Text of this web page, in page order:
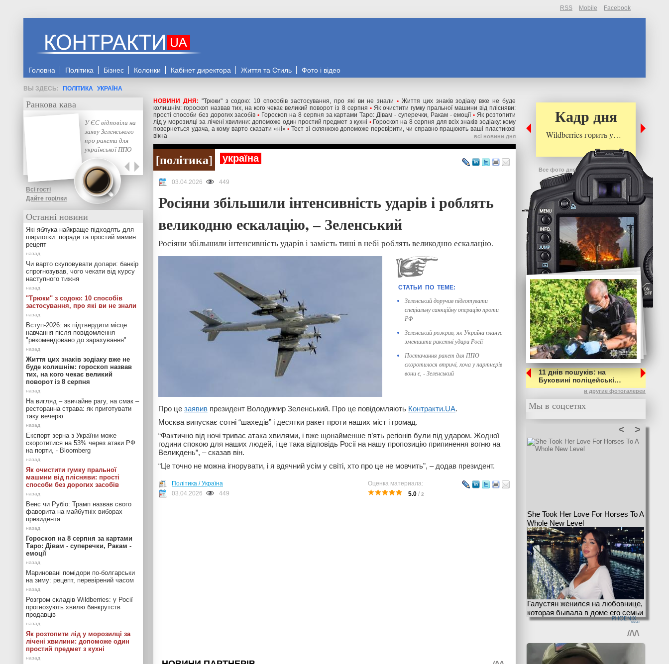
RSS Mobile Facebook
Головна Політика Бізнес Колонки Кабінет директора Життя та Стиль Фото і відео
ПОЛІТИКА УКРАЇНА
НОВИНИ ДНЯ: "Трюки" з содою: 10 способів застосування, про які ви не знали • Життя цих знаків зодіаку вже не буде
колишнім: гороскоп назвав тих, на кого чекає великий поворот із 8 серпня • Як очистити гумку пральної машини від плісняви:
прості способи без дорогих засобів • Гороскоп на 8 серпня за картами Таро: Дівам - суперечки, Ракам - емоції • Як розтопити
лід у морозилці за лічені хвилини: допоможе один простий предмет з кухні • Гороскоп на 8 серпня для всіх знаків зодіаку: кому
повернеться удача, а кому варто сказати «ні» • Тест зі склянкою допоможе перевірити, чи справно працюють ваші пластикові
вікна
всі новини дня
політика україна
03.04.2026 449
Росіяни збільшили інтенсивність ударів і роблять
великодню ескалацію, – Зеленський
Росіяни збільшили інтенсивність ударів і замість тиші в небі роблять великодню ескалацію.
Зеленський доручив підготувати
спеціальну санкційну операцію проти
РФ
Зеленський розкрив, як Україна планує
зменшити ракетні удари Росії
Постачання ракет для ППО
скоротилося втричі, хоча у партнерів
вони є, - Зеленський
Про це заявив президент Володимир Зеленський. Про це повідомляють Контракти.UA.
Москва випускає сотні “шахедів” і десятки ракет проти наших міст і громад.
“Фактично від ночі триває атака хвилями, і вже щонайменше п’ять регіонів були під ударом. Жодної
години спокою для наших людей, і це така відповідь Росії на нашу пропозицію припинення вогню на
Великдень”, – сказав він.
“Це точно не можна ігнорувати, і я вдячний усім у світі, хто про це не мовчить”, – додав президент.
Оценка материала:
5.0 / 2
Політика / Україна
03.04.2026
449
Ранкова кава
У ЄС відповіли на
заяву Зеленського
про ракети для
української ППО
Всі гості
Дайте горілки
Останні новини
Які яблука найкраще підходять для
шарлотки: поради та простий мамин
рецепт
Чи варто скуповувати долари: банкір
спрогнозував, чого чекати від курсу
наступного тижня
"Трюки" з содою: 10 способів
застосування, про які ви не знали
Вступ-2026: як підтвердити місце
навчання після повідомлення
"рекомендовано до зарахування"
Життя цих знаків зодіаку вже не
буде колишнім: гороскоп назвав
тих, на кого чекає великий
поворот із 8 серпня
На вигляд – звичайне рагу, на смак –
ресторанна страва: як приготувати
таку вечерю
Експорт зерна з України може
скоротитися на 53% через атаки РФ
на порти, - Bloomberg
Як очистити гумку пральної
машини від плісняви: прості
способи без дорогих засобів
Венс чи Рубіо: Трамп назвав свого
фаворита на майбутніх виборах
президента
Гороскоп на 8 серпня за картами
Таро: Дівам - суперечки, Ракам -
емоції
Мариновані помідори по-болгарськи
на зиму: рецепт, перевірений часом
Розгром складів Wildberries: у Росії
прогнозують хвилю банкрутств
продавців
Як розтопити лід у морозилці за
лічені хвилини: допоможе один
простий предмет з кухні
Кадр дня
Wildberries горить у…
Все фото дня
11 днів пошуків: на
Буковині поліцейські…
и другие фотогалереи
Мы в соцсетях
>
<
She Took Her Love For Horses To A
Whole New Level
Галустян женился на любовнице,
которая бывала в доме его семьи